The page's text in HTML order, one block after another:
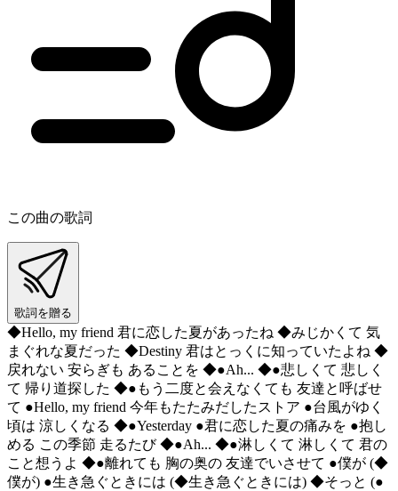
この曲の歌詞
歌詞を贈る
◆Hello, my friend 君に恋した夏があったね ◆みじかくて 気
まぐれな夏だった ◆Destiny 君はとっくに知っていたよね ◆
戻れない 安らぎも あることを ◆●Ah... ◆●悲しくて 悲しく
て 帰り道探した ◆●もう二度と会えなくても 友達と呼ばせ
て ●Hello, my friend 今年もたたみだしたストア ●台風がゆく
頃は 涼しくなる ◆●Yesterday ●君に恋した夏の痛みを ●抱し
める この季節 走るたび ◆●Ah... ◆●淋しくて 淋しくて 君の
こと想うよ ◆●離れても 胸の奥の 友達でいさせて ●僕が (◆
僕が) ●生き急ぐときには (◆生き急ぐときには) ◆そっと (●